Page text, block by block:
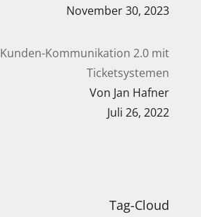
November 30, 2023
Kunden-Kommunikation 2.0 mit
Ticketsystemen
Von Jan Hafner
Juli 26, 2022
Tag-Cloud